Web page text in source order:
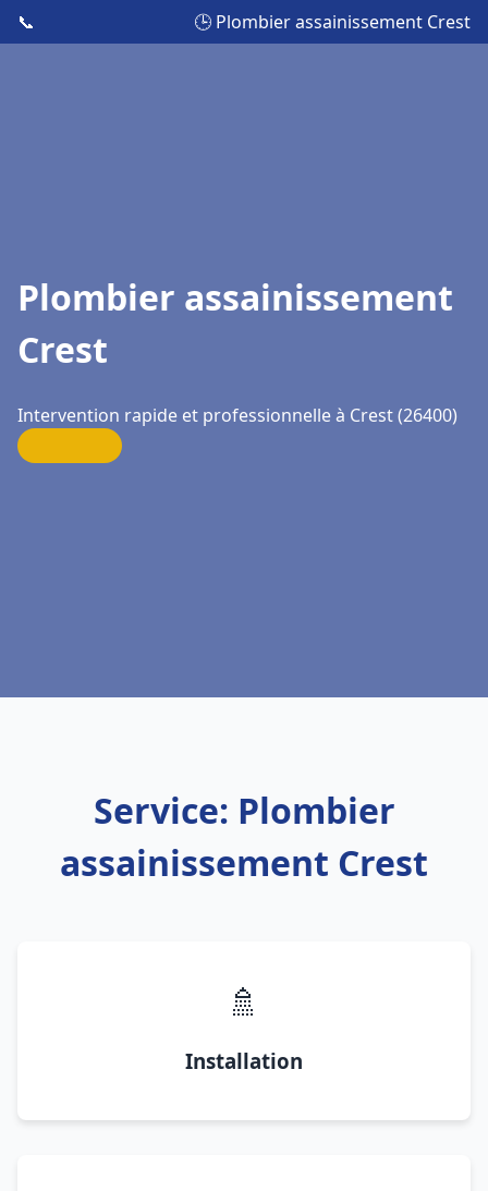
📞 🕒 Plombier assainissement Crest
Plombier assainissement
Crest
Intervention rapide et professionnelle à Crest (26400)
Service: Plombier
assainissement Crest
🚿
Installation